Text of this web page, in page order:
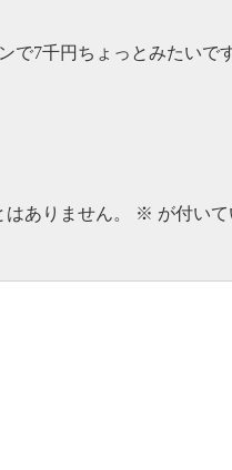
で7千円ちょっとみたいで
ありません。 ※ が付い